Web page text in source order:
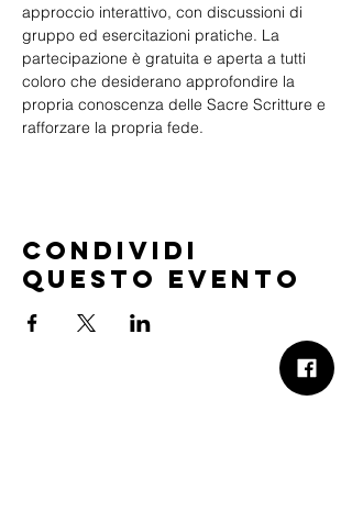
approccio interattivo, con discussioni di
gruppo ed esercitazioni pratiche. La
partecipazione è gratuita e aperta a tutti
coloro che desiderano approfondire la
propria conoscenza delle Sacre Scritture e
rafforzare la propria fede.
Condividi
questo evento